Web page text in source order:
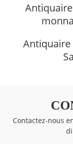
Contactez-nous